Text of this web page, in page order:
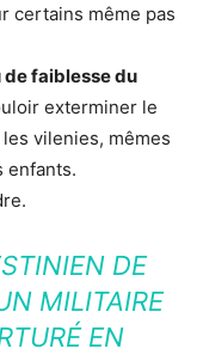
certains même pas
de faiblesse du
exterminer le
vilenies, mêmes
enfants.
DE
MILITAIRE
EN